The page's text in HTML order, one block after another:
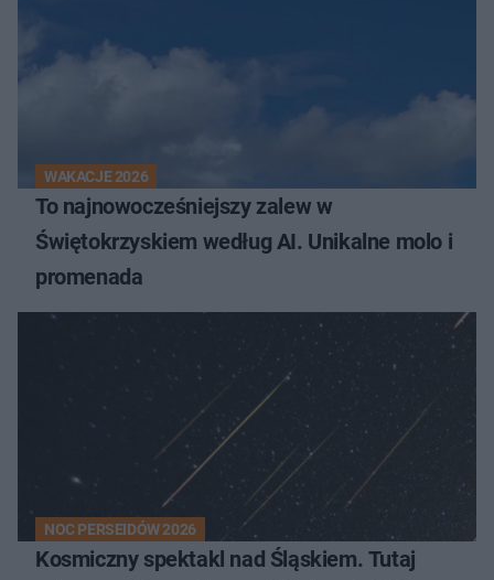
WAKACJE 2026
To najnowocześniejszy zalew w
Świętokrzyskiem według AI. Unikalne molo i
promenada
NOC PERSEIDÓW 2026
Kosmiczny spektakl nad Śląskiem. Tutaj